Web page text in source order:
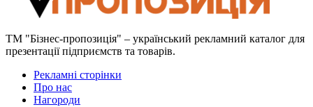
ТМ "Бізнес-пропозиція" – український рекламний каталог для
презентації підприємств та товарів.
Рекламні сторінки
Про нас
Нагороди